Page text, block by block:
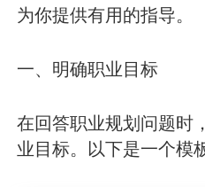
为你提供有用的指导。
一、明确职业目标
在回答职业规划问题时
业目标。以下是一个模